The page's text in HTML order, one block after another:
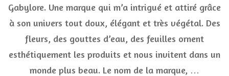
Gabylore. Une marque qui m’a intrigué et attiré grâce
à son univers tout doux, élégant et très végétal. Des
fleurs, des gouttes d’eau, des feuilles ornent
esthétiquement les produits et nous invitent dans un
monde plus beau. Le nom de la marque, …